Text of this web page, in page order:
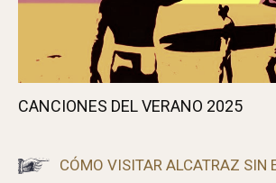
CANCIONES DEL VERANO 2025
CÓMO VISITAR ALCATRAZ SIN